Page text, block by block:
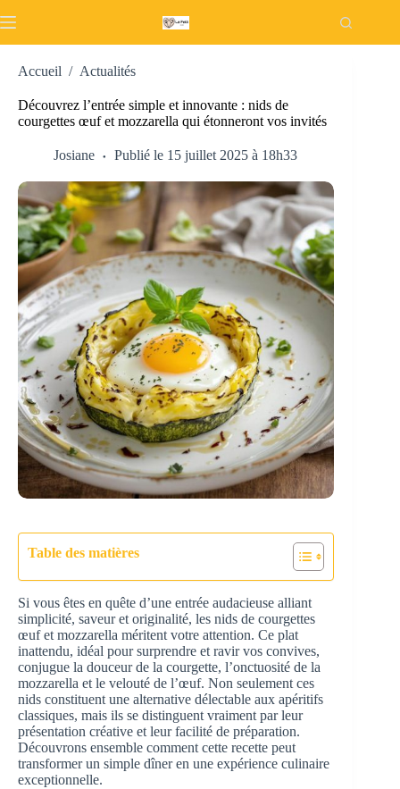
au
Accueil / Actualités
Découvrez l’entrée simple et innovante : nids de
courgettes œuf et mozzarella qui étonneront vos invités
Josiane Publié le 15 juillet 2025 à 18h33
Table des matières
Si vous êtes en quête d’une entrée audacieuse alliant
simplicité, saveur et originalité, les nids de courgettes
œuf et mozzarella méritent votre attention. Ce plat
inattendu, idéal pour surprendre et ravir vos convives,
conjugue la douceur de la courgette, l’onctuosité de la
mozzarella et le velouté de l’œuf. Non seulement ces
nids constituent une alternative délectable aux apéritifs
classiques, mais ils se distinguent vraiment par leur
présentation créative et leur facilité de préparation.
Découvrons ensemble comment cette recette peut
transformer un simple dîner en une expérience culinaire
exceptionnelle.